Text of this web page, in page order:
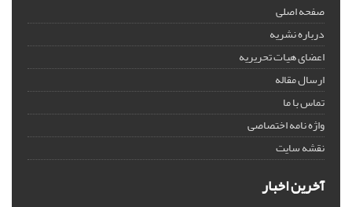
صفحه اصلی
درباره نشریه
اعضای هیات تحریریه
ارسال مقاله
تماس با ما
واژه نامه اختصاصی
نقشه سایت
آخرین اخبار